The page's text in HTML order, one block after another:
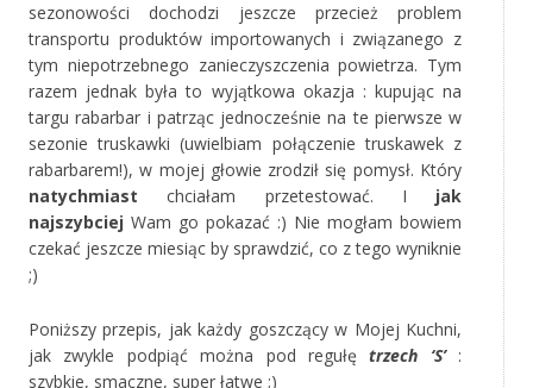
sezonowości dochodzi jeszcze przecież problem
transportu produktów importowanych i związanego z
tym niepotrzebnego zanieczyszczenia powietrza. Tym
razem jednak była to wyjątkowa okazja : kupując na
targu rabarbar i patrząc jednocześnie na te pierwsze w
sezonie truskawki (uwielbiam połączenie truskawek z
rabarbarem!), w mojej głowie zrodził się pomysł. Który
natychmiast chciałam przetestować. I jak
najszybciej Wam go pokazać :) Nie mogłam bowiem
czekać jeszcze miesiąc by sprawdzić, co z tego wyniknie
;)
Poniższy przepis, jak każdy goszczący w Mojej Kuchni,
jak zwykle podpiąć można pod regułętrzech ‘S’:
szybkie, smaczne, super łatwe ;)